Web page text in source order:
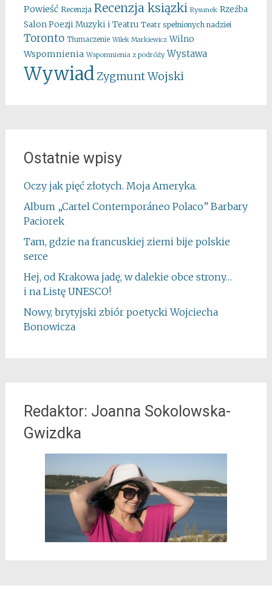
Powieść Recenzja Recenzja ksiązki Rysunek Rzeźba
Salon Poezji Muzyki i Teatru Teatr spełnionych nadziei
Toronto Tłumaczenie Wilek Markiewicz Wilno
Wspomnienia Wspomnienia z podróży Wystawa
WywiadZygmunt Wojski
Ostatnie wpisy
Oczy jak pięć złotych. Moja Ameryka.
Album „Cartel Contemporáneo Polaco” Barbary
Paciorek
Tam, gdzie na francuskiej ziemi bije polskie
serce
Hej, od Krakowa jadę, w dalekie obce strony…
i na Listę UNESCO!
Nowy, brytyjski zbiór poetycki Wojciecha
Bonowicza
Redaktor: Joanna Sokolowska-
Gwizdka